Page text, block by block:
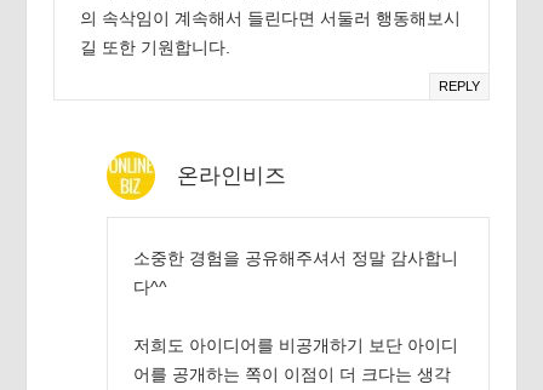
의 속삭임이 계속해서 들린다면 서둘러 행동해보시
길 또한 기원합니다.
REPLY
온라인비즈
소중한 경험을 공유해주셔서 정말 감사합니
다^^
저희도 아이디어를 비공개하기 보단 아이디
어를 공개하는 쪽이 이점이 더 크다는 생각